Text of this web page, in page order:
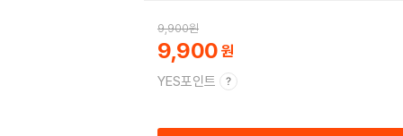
9,900원
9,900
YES포인트